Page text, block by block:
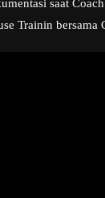
saat
Trainin bersama